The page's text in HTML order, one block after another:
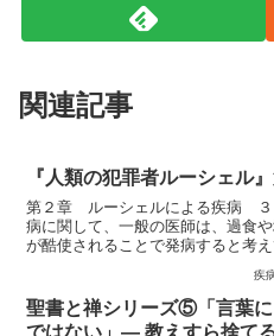
関連記事
『人類の犯罪者ルーシェル
第２章 ルーシェルによる疾病
病に関して、一般の医師は、過食
が酷使されることで発病すると考
かなか治らなければ、医師は「神
疾
聖書と禅シリーズ⑤「言葉
ではない」― 教えすら捨て